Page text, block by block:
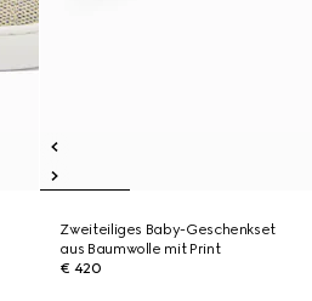
Zweiteiliges Baby-Geschenkset
aus Baumwolle mit Print
€ 420